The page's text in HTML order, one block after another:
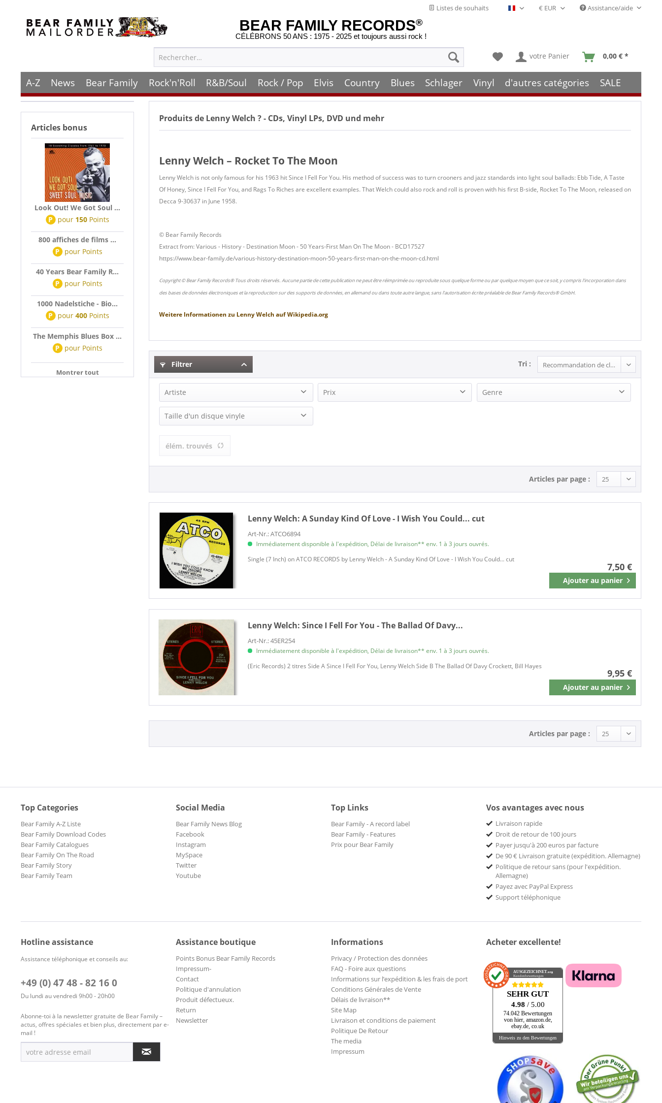
Listes de souhaits Français- FR Assistance/aide
BEAR FAMILY RECORDS®
CÉLÉBRONS 50 ANS : 1975 - 2025 et toujours aussi rock !
votre Panier 0,00 € *
A-Z News Bear Family Rock'n'Roll R&B/Soul Rock / Pop Elvis Country Blues Schlager Vinyl d'autres catégories SALE
Articles bonus
Look Out! We Got Soul ...
P pour 150Points
800 affiches de films ...
P pour Points
40 Years Bear Family R...
P pour Points
1000 Nadelstiche - Bio...
P pour 400Points
The Memphis Blues Box ...
P pour Points
Montrer tout
Produits de Lenny Welch ? - CDs, Vinyl LPs, DVD und mehr
Lenny Welch – Rocket To The Moon
Lenny Welch is not only famous for his 1963 hit Since I Fell For You. His method of success was to turn crooners and jazz standards into light soul ballads: Ebb Tide, A Taste
Of Honey, Since I Fell For You, and Rags To Riches are excellent examples. That Welch could also rock and roll is proven with his first B-side, Rocket To The Moon, released on
Decca 9-30637 in June 1958.
© Bear Family Records
Extract from: Various - History - Destination Moon - 50 Years-First Man On The Moon - BCD17527
https://www.bear-family.de/various-history-destination-moon-50-years-first-man-on-the-moon-cd.html
Copyright © Bear Family Records® Tous droits réservés. Aucune partie de cette publication ne peut être réimprimée ou reproduite sous quelque forme ou par quelque moyen que ce soit, y compris l'incorporation dans
des bases de données électroniques et la reproduction sur des supports de données, en allemand ou dans toute autre langue, sans l'autorisation écrite préalable de Bear Family Records® GmbH.
Weitere Informationen zu Lenny Welch aufWikipedia.org
Filtrer Tri :
Artiste
Lenny Welch (2)
Prix Genre
Taille d'un disque vinyle
élém. trouvés
Articles par page :
Lenny Welch:A Sunday Kind Of Love - I Wish You Could... cut
Art-Nr.: ATCO6894
Immédiatement disponible à l'expédition, Délai de livraison** env. 1 à 3 jours ouvrés.
Single (7 Inch) on ATCO RECORDS by Lenny Welch - A Sunday Kind Of Love - I Wish You Could... cut
7,50 €
Ajouter au panier
Mémoriser
Lenny Welch:Since I Fell For You - The Ballad Of Davy...
Art-Nr.: 45ER254
Immédiatement disponible à l'expédition, Délai de livraison** env. 1 à 3 jours ouvrés.
(Eric Records) 2 titres Side A Since I Fell For You, Lenny Welch Side B The Ballad Of Davy Crockett, Bill Hayes
9,95 €
Ajouter au panier
Mémoriser
Articles par page :
Top Categories
Bear Family A-Z Liste
Bear Family Download Codes
Bear Family Catalogues
Bear Family On The Road
Bear Family Story
Bear Family Team
Social Media
Bear Family News Blog
Facebook
Instagram
MySpace
Twitter
Youtube
Top Links
Bear Family - A record label
Bear Family - Features
Prix pour Bear Family
Vos avantages avec nous
Livraison rapide
Droit de retour de 100 jours
Payer jusqu'à 200 euros par facture
De 90 € Livraison gratuite (expédition. Allemagne)
Politique de retour sans (pour l'expédition.
Allemagne)
Payez avec PayPal Express
Support téléphonique
Hotline assistance
Assistance téléphonique et conseils au:
+49 (0) 47 48 - 82 16 0
Du lundi au vendredi 9h00 - 20h00
Abonne-toi à la newsletter gratuite de Bear Family –
actus, offres spéciales et bien plus, directement par e-
mail !
Assistance boutique
Points Bonus Bear Family Records
Impressum-
Contact
Politique d'annulation
Produit défectueux.
Return
Newsletter
Informations
Privacy / Protection des données
FAQ - Foire aux questions
Informations sur l’expédition & les frais de port
Conditions Générales de Vente
Délais de livraison**
Site Map
Livraison et conditions de paiement
Politique De Retour
The media
Impressum
Acheter excellente!
AUSGEZEICHNET.org
Kundenbewertungen
SEHR GUT
4.98 / 5.00
74.042 Bewertungen
von hier, amazon.de,
ebay.de, co.uk
Hinweis zu den Bewertungen